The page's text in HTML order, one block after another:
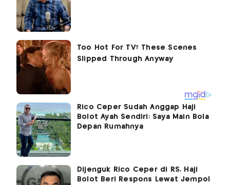
Rico Ceper Sudah Anggap Haji
Bolot Ayah Sendiri: Saya Main Bola
Depan Rumahnya
Dijenguk Rico Ceper di RS, Haji
Bolot Beri Respons Lewat Jempol